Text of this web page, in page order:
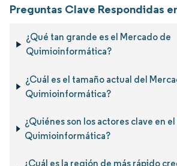
Preguntas Clave Respondidas
¿Qué tan grande es el Mercado de
Quimioinformática?
¿Cuál es el tamaño actual del
Quimioinformática?
¿Quiénes son los actores clave en
Quimioinformática?
¿Cuál es la región de más rápido